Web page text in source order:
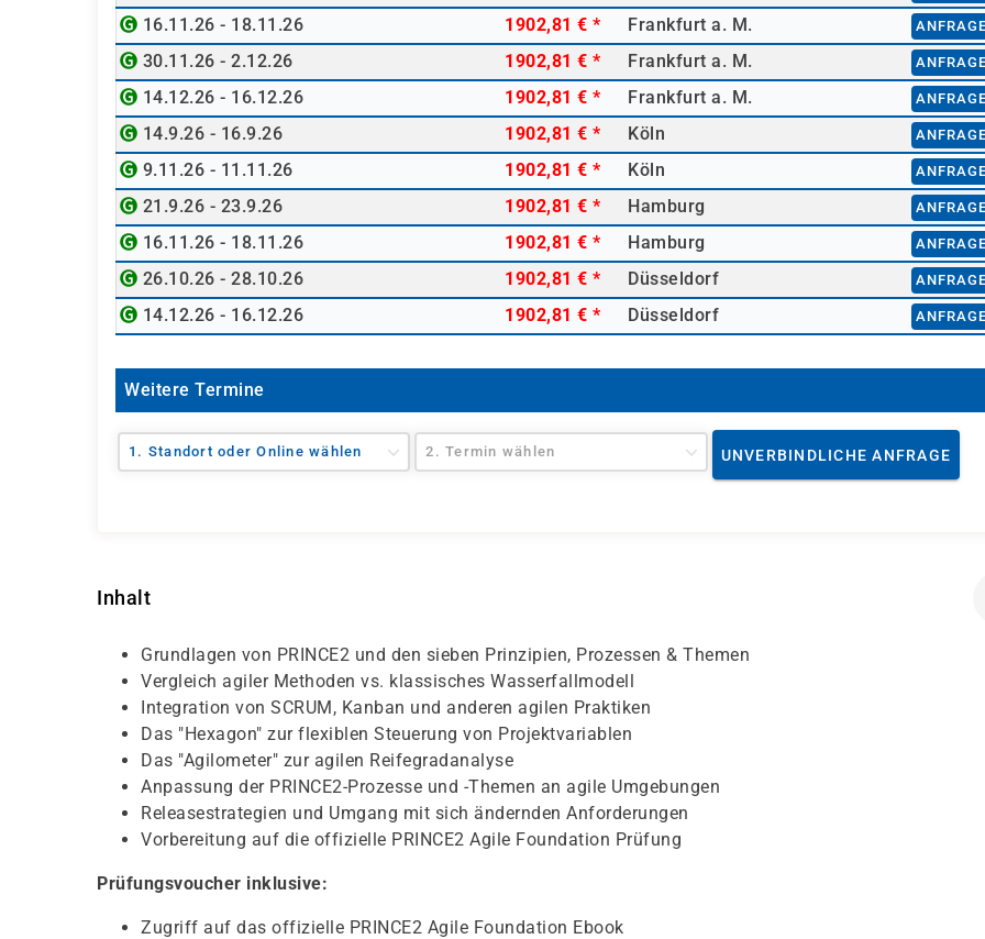
16.11.26 - 18.11.26 1902,81 € * Frankfurt a. M.
30.11.26 - 2.12.26 1902,81 € * Frankfurt a. M.
14.12.26 - 16.12.26 1902,81 € * Frankfurt a. M.
14.9.26 - 16.9.26 1902,81 € * Köln
9.11.26 - 11.11.26 1902,81 € * Köln
21.9.26 - 23.9.26 1902,81 € * Hamburg
16.11.26 - 18.11.26 1902,81 € * Hamburg
26.10.26 - 28.10.26 1902,81 € * Düsseldorf
14.12.26 - 16.12.26 1902,81 € * Düsseldorf
Weitere Termine
1. Standort oder Online wählen 2. Termin wählen UNVERBINDLICHE ANFRAGE
Inhalt
Grundlagen von PRINCE2 und den sieben Prinzipien, Prozessen & Themen
Vergleich agiler Methoden vs. klassisches Wasserfallmodell
Integration von SCRUM, Kanban und anderen agilen Praktiken
Das "Hexagon" zur flexiblen Steuerung von Projektvariablen
Das "Agilometer" zur agilen Reifegradanalyse
Anpassung der PRINCE2-Prozesse und -Themen an agile Umgebungen
Releasestrategien und Umgang mit sich ändernden Anforderungen
Vorbereitung auf die offizielle PRINCE2 Agile Foundation Prüfung
Prüfungsvoucher inklusive:
Zugriff auf das offizielle PRINCE2 Agile Foundation Ebook